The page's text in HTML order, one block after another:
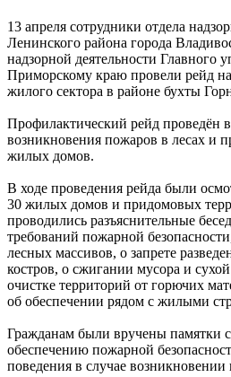
13 апреля сотрудники отдела
Ленинского района города
надзорной деятельности
Приморскому краю провели рейд
жилого сектора в районе бухты
Профилактический рейд проведён
возникновения пожаров в лесах и
жилых домов.
В ходе проведения рейда были
30 жилых домов и придомовых
проводились разъяснительные
требований пожарной
лесных массивов, о запрете
костров, о сжигании мусора и
очистке территорий от горючих
об обеспечении рядом с жилыми
Гражданам были вручены памятки
обеспечению пожарной
поведения в случае возникновении